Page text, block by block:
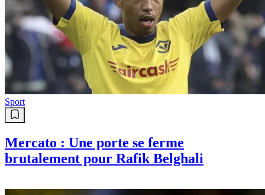
Sport
Mercato : Une porte se ferme
brutalement pour Rafik Belghali